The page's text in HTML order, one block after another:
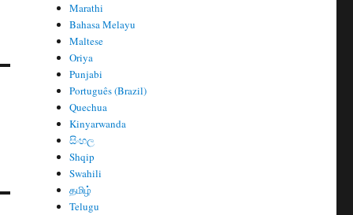
Marathi
Bahasa Melayu
Maltese
Oriya
Punjabi
Português (Brazil)
Quechua
Kinyarwanda
සිංහල
Shqip
Swahili
தமிழ்
Telugu